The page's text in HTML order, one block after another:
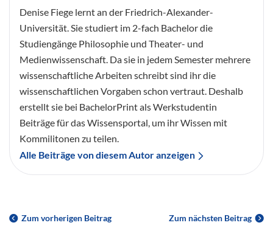
Denise Fiege lernt an der Friedrich-Alexander-
Universität. Sie studiert im 2-fach Bachelor die
Studiengänge Philosophie und Theater- und
Medienwissenschaft. Da sie in jedem Semester mehrere
wissenschaftliche Arbeiten schreibt sind ihr die
wissenschaftlichen Vorgaben schon vertraut. Deshalb
erstellt sie bei BachelorPrint als Werkstudentin
Beiträge für das Wissensportal, um ihr Wissen mit
Kommilitonen zu teilen.
Alle Beiträge von diesem Autor anzeigen
Zum vorherigen Beitrag Zum nächsten Beitrag